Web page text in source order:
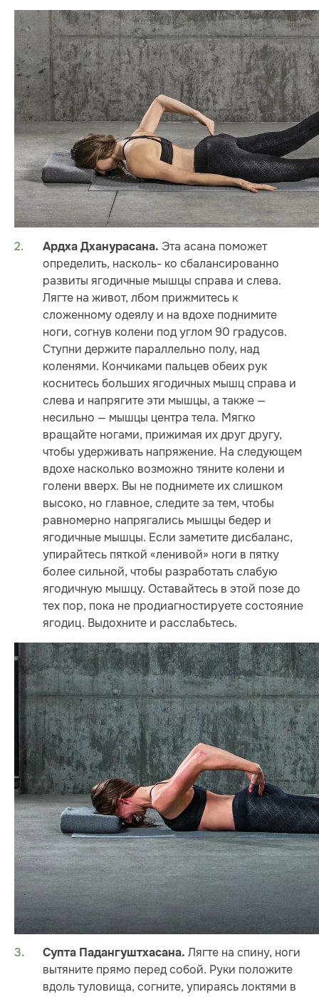
Ардха Дханурасана. Эта асана поможет
определить, насколь- ко сбалансированно
развиты ягодичные мышцы справа и слева.
Лягте на живот, лбом прижмитесь к
сложенному одеялу и на вдохе поднимите
ноги, согнув колени под углом 90 градусов.
Ступни держите параллельно полу, над
коленями. Кончиками пальцев обеих рук
коснитесь больших ягодичных мышц справа и
слева и напрягите эти мышцы, а также —
несильно — мышцы центра тела. Мягко
вращайте ногами, прижимая их друг другу,
чтобы удерживать напряжение. На следующем
вдохе насколько возможно тяните колени и
голени вверх. Вы не поднимете их слишком
высоко, но главное, следите за тем, чтобы
равномерно напрягались мышцы бедер и
ягодичные мышцы. Если заметите дисбаланс,
упирайтесь пяткой «ленивой» ноги в пятку
более сильной, чтобы разработать слабую
ягодичную мышцу. Оставайтесь в этой позе до
тех пор, пока не продиагностируете состояние
ягодиц. Выдохните и расслабьтесь.
Супта Падангуштхасана. Лягте на спину, ноги
вытяните прямо перед собой. Руки положите
вдоль туловища, согните, упираясь локтями в